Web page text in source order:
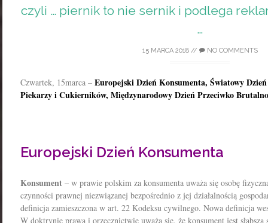
czyli … piernik to nie sernik i podlega
…
15 MARCA 2018// NO COMMENTS
Czwartek, 15marca – Europejski Dzień Konsumenta, Światowy
Piekarzy i Cukierników, Międzynarodowy Dzień Przeciwko
Europejski Dzień Konsumenta
Konsument – w prawie polskim za konsumenta uważa się osobę
czynności prawnej niezwiązanej bezpośrednio z jej działalnością
definicja zamieszczona w art. 22 Kodeksu cywilnego. Nowa definicja
W doktrynie prawa i orzecznictwie uważa się, że konsument jest